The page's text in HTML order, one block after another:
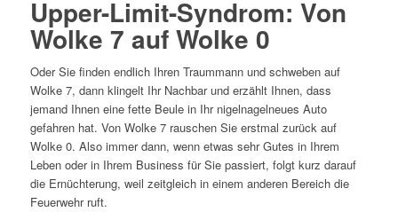
Upper-Limit-Syndrom: Von
Wolke 7 auf Wolke 0
Oder Sie finden endlich Ihren Traummann und schweben auf
Wolke 7, dann klingelt Ihr Nachbar und erzählt Ihnen, dass
jemand Ihnen eine fette Beule in Ihr nigelnagelneues Auto
gefahren hat. Von Wolke 7 rauschen Sie erstmal zurück auf
Wolke 0. Also immer dann, wenn etwas sehr Gutes in Ihrem
Leben oder in Ihrem Business für Sie passiert, folgt kurz darauf
die Ernüchterung, weil zeitgleich in einem anderen Bereich die
Feuerwehr ruft.